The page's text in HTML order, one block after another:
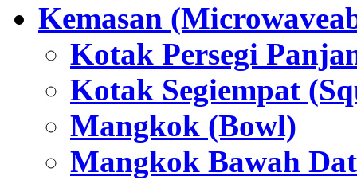
Kemasan
Kotak Persegi
Kotak Segiempat
Mangkok (Bowl)
Mangkok Bawah